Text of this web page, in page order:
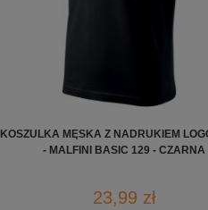
KOSZULKA MĘSKA Z NADRUKIEM
- MALFINI BASIC 129 - CZARNA
23,99 zł